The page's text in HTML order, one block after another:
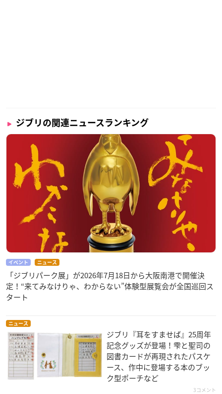
ジブリの関連ニュースランキング
イベント ニュース
「ジブリパーク展」が2026年7月18日から大阪南港で開催決
定！“来てみなけりゃ、わからない”体験型展覧会が全国巡回ス
タート
ニュース
ジブリ『耳をすませば』25周年
記念グッズが登場！雫と聖司の
図書カードが再現されたパスケ
ース、作中に登場する本のブッ
ク型ポーチなど
3コメント